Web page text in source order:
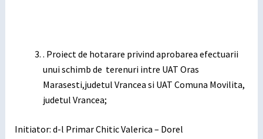
. Proiect de hotarare privind aprobarea efectuarii
unui schimb de terenuri intre UAT Oras
Marasesti,judetul Vrancea si UAT Comuna Movilita,
judetul Vrancea;
Initiator: d-l Primar Chitic Valerica – Dorel